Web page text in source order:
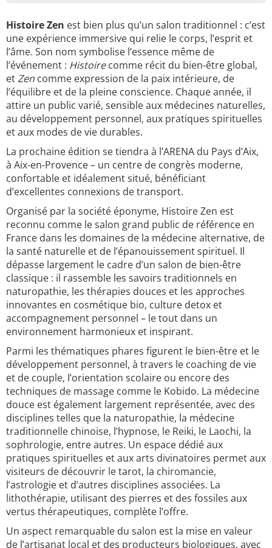
Histoire Zen est bien plus qu’un salon traditionnel : c’est
une expérience immersive qui relie le corps, l’esprit et
l’âme. Son nom symbolise l’essence même de
l’événement : Histoirecomme récit du bien-être global,
etZen comme expression de la paix intérieure, de
l’équilibre et de la pleine conscience. Chaque année, il
attire un public varié, sensible aux médecines naturelles,
au développement personnel, aux pratiques spirituelles
et aux modes de vie durables.
La prochaine édition se tiendra à l’ARENA du Pays d’Aix,
à Aix-en-Provence – un centre de congrès moderne,
confortable et idéalement situé, bénéficiant
d’excellentes connexions de transport.
Organisé par la société éponyme, Histoire Zen est
reconnu comme le salon grand public de référence en
France dans les domaines de la médecine alternative, de
la santé naturelle et de l’épanouissement spirituel. Il
dépasse largement le cadre d’un salon de bien-être
classique : il rassemble les savoirs traditionnels en
naturopathie, les thérapies douces et les approches
innovantes en cosmétique bio, culture detox et
accompagnement personnel – le tout dans un
environnement harmonieux et inspirant.
Parmi les thématiques phares figurent le bien-être et le
développement personnel, à travers le coaching de vie
et de couple, l’orientation scolaire ou encore des
techniques de massage comme le Kobido. La médecine
douce est également largement représentée, avec des
disciplines telles que la naturopathie, la médecine
traditionnelle chinoise, l’hypnose, le Reiki, le Laochi, la
sophrologie, entre autres. Un espace dédié aux
pratiques spirituelles et aux arts divinatoires permet aux
visiteurs de découvrir le tarot, la chiromancie,
l’astrologie et d’autres disciplines associées. La
lithothérapie, utilisant des pierres et des fossiles aux
vertus thérapeutiques, complète l’offre.
Un aspect remarquable du salon est la mise en valeur
de l’artisanat local et des producteurs biologiques, avec